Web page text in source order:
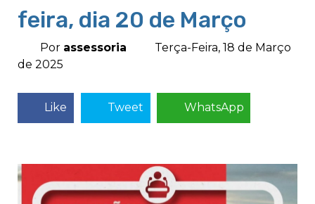
feira, dia 20 de Março
Por assessoria
Terça-Feira, 18 de Março
de 2025
Like Tweet WhatsApp